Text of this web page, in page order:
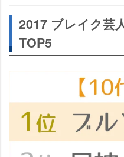
2017 ブレイク芸
TOP5